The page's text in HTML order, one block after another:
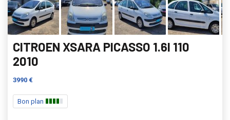
CITROEN XSARA PICASSO 1.6I 110
2010
3990 €
Bon plan